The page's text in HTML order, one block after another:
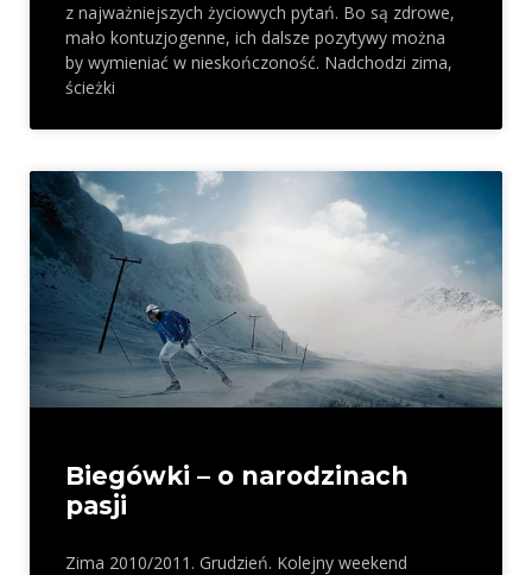
z najważniejszych życiowych pytań. Bo są zdrowe,
mało kontuzjogenne, ich dalsze pozytywy można
by wymieniać w nieskończoność. Nadchodzi zima,
ścieżki
Biegówki – o narodzinach
pasji
Zima 2010/2011. Grudzień. Kolejny weekend